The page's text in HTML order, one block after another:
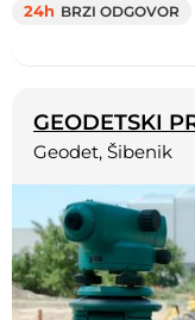
24h BRZI ODGOVOR
GEODETSKI
Geodet, Šibenik